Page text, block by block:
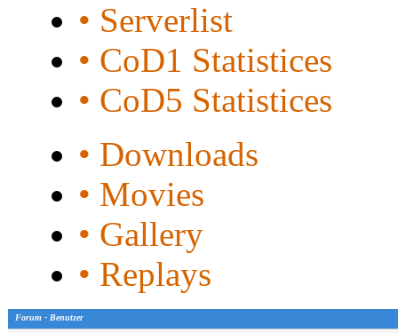
• Serverlist
• CoD1 Statistices
• CoD5 Statistices
• Downloads
• Movies
• Gallery
• Replays
Forum - Benutzer